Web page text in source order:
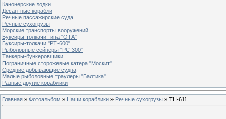
Канонерские лодки
Десантные корабли
Речные пассажирские суда
Речные сухогрузы
Морские транспорты вооружений
Буксиры-толкачи типа "ОТА"
Буксиры-толкачи "РТ-600"
Рыболовные сейнеры "РС-300"
Танкеры-бункеровщики
Пограничные сторожевые катера "Москит"
Средние добывающие судна
Малые рыболовные траулеры "Балтика"
Разные другие кораблики
Главная » Фотоальбом » Наши кораблики » Речные сухогрузы » ТН-611